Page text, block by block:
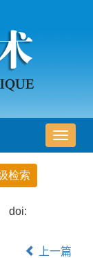
导
航
doi:
上一篇